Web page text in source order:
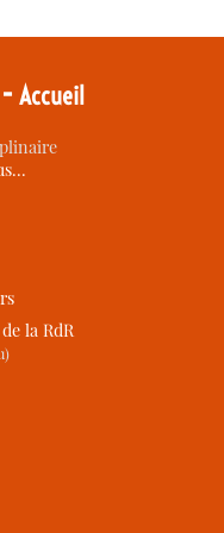
-Accueil
la RdR